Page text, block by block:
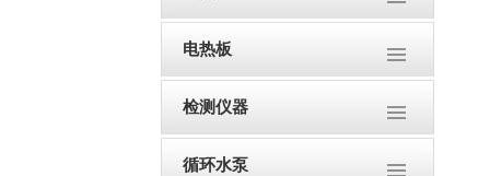
电热板
检测仪器
循环水泵